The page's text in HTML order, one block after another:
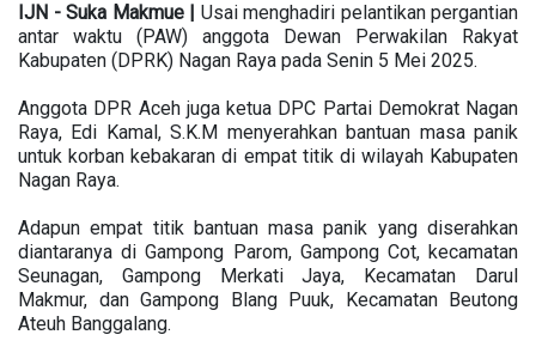
IJN - Suka Makmue | Usai menghadiri pelantikan pergantian
antar waktu (PAW) anggota Dewan Perwakilan Rakyat
Kabupaten (DPRK) Nagan Raya pada Senin 5 Mei 2025.
Anggota DPR Aceh juga ketua DPC Partai Demokrat Nagan
Raya, Edi Kamal, S.K.M menyerahkan bantuan masa panik
untuk korban kebakaran di empat titik di wilayah Kabupaten
Nagan Raya.
Adapun empat titik bantuan masa panik yang diserahkan
diantaranya di Gampong Parom, Gampong Cot, kecamatan
Seunagan, Gampong Merkati Jaya, Kecamatan Darul
Makmur, dan Gampong Blang Puuk, Kecamatan Beutong
Ateuh Banggalang.